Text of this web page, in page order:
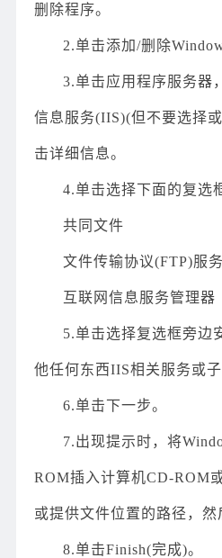
删除程序。
2.单击添加/删除
3.单击应用程序服务器
信息服务(IIS)(但不要选择
击详细信息。
4.单击选择下面的复选
共同文件
文件传输协议(FTP)服务
互联网信息服务管理器
5.单击选择复选框旁边
他任何东西IIS相关服务或子
6.单击下一步。
7.出现提示时，将
ROM插入计算机CD-ROM
或提供文件位置的路径，然
8.单击Finish(完成)。